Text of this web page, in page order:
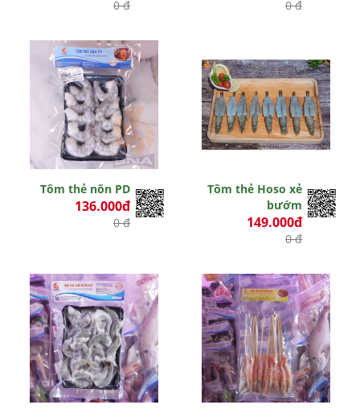
0 đ 0 đ
Tôm thẻ nõn PD
136.000đ
0 đ
Tôm thẻ Hoso xẻ
bướm
149.000đ
0 đ